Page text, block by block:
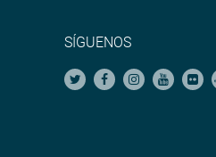
SÍGUENOS